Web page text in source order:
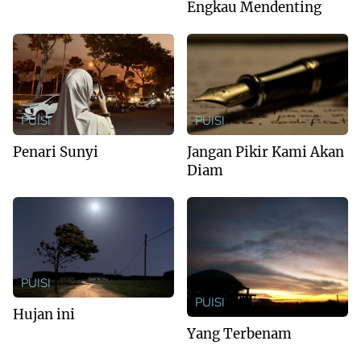
Engkau Mendenting
PUISI
Penari Sunyi
PUISI
Jangan Pikir Kami Akan
Diam
PUISI
Hujan ini
PUISI
Yang Terbenam